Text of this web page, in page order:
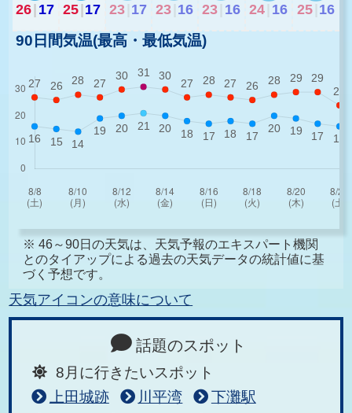
26| 17 25|17 23 17 23 16 23 16 24 16 25 16
90日間気温(最高・最低気温)
※ 46～90日の天気は、天気予報のエキスパート機関
とのタイアップによる過去の天気データの統計値に基
づく予想です。
天気アイコンの意味について
話題のスポット
8月に行きたいスポット
上田城跡
川平湾
下灘駅